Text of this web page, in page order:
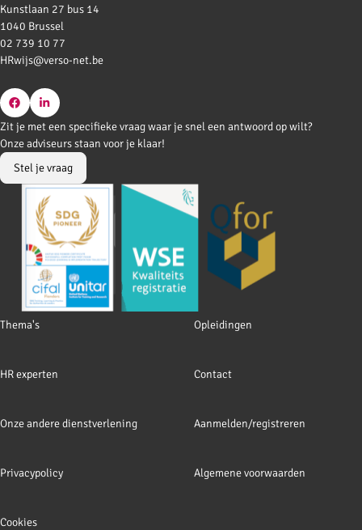
Kunstlaan 27 bus 14
1040 Brussel
02 739 10 77
HRwijs@verso-net.be
Go
to
Facebook
Go
to
LinkedIn
Footer
Thema's Opleidingen
HR experten Contact
Onze andere dienstverlening Aanmelden/registreren
Privacypolicy Algemene voorwaarden
Cookies
Zit je met een specifieke vraag waar je snel een antwoord op wilt?
Onze adviseurs staan voor je klaar!
Stel je vraag